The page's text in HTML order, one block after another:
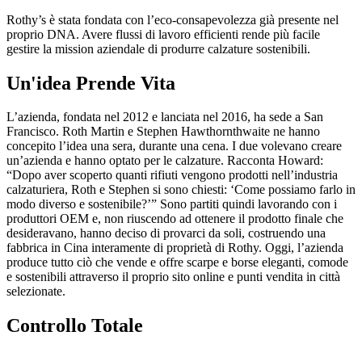
Rothy’s è stata fondata con l’eco-consapevolezza già presente nel
proprio DNA. Avere flussi di lavoro efficienti rende più facile
gestire la mission aziendale di produrre calzature sostenibili.
Un'idea Prende Vita
L’azienda, fondata nel 2012 e lanciata nel 2016, ha sede a San
Francisco. Roth Martin e Stephen Hawthornthwaite ne hanno
concepito l’idea una sera, durante una cena. I due volevano creare
un’azienda e hanno optato per le calzature. Racconta Howard:
“Dopo aver scoperto quanti rifiuti vengono prodotti nell’industria
calzaturiera, Roth e Stephen si sono chiesti: ‘Come possiamo farlo in
modo diverso e sostenibile?’” Sono partiti quindi lavorando con i
produttori OEM e, non riuscendo ad ottenere il prodotto finale che
desideravano, hanno deciso di provarci da soli, costruendo una
fabbrica in Cina interamente di proprietà di Rothy. Oggi, l’azienda
produce tutto ciò che vende e offre scarpe e borse eleganti, comode
e sostenibili attraverso il proprio sito online e punti vendita in città
selezionate.
Controllo Totale